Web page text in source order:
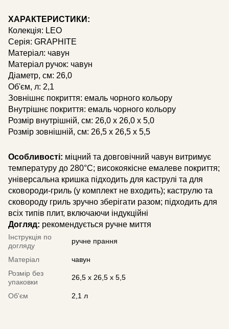
ХАРАКТЕРИСТИКИ:
Колекція: LEO
Серія: GRAPHITE
Матеріал: чавун
Матеріал ручок: чавун
Діаметр, см: 26,0
Об'єм, л: 2,1
Зовнішнє покриття: емаль чорного кольору
Внутрішнє покриття: емаль чорного кольору
Розмір внутрішній, см: 26,0 x 26,0 x 5,0
Розмір зовнішній, см: 26,5 x 26,5 x 5,5
Особливості: міцний та довговічний чавун витримує
температуру до 280°С; високоякісне емалеве покриття;
універсальна кришка підходить для каструлі та для
сковороди-гриль (у комплект не входить); каструлю та
сковороду гриль зручно зберігати разом; підходить для
всіх типів плит, включаючи індукційні
Догляд: рекомендується ручне миття
Інструкція по
догляду
ручне прання
Матеріал
чавун
Розмір без
упаковки
26,5 x 26,5 x 5,5
Об'єм 2,1 л